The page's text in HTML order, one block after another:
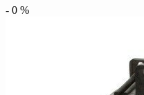
- 0 %